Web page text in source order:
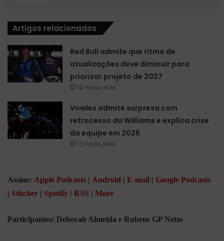
Artigos relacionados
Red Bull admite que ritmo de
atualizações deve diminuir para
priorizar projeto de 2027
10 horas atrás
Vowles admite surpresa com
retrocesso da Williams e explica crise
da equipe em 2026
13 horas atrás
Assine: Apple Podcasts | Android | E-mail | Google Podcasts
| Stitcher | Spotify | RSS | More
Participantes: Deborah Almeida e Rubens GP Netto